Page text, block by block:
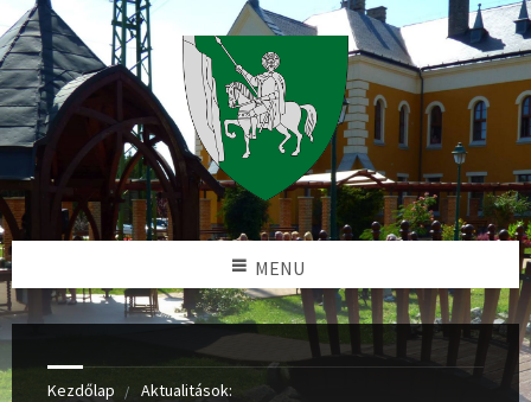
MENU
Kezdőlap Aktualitások: